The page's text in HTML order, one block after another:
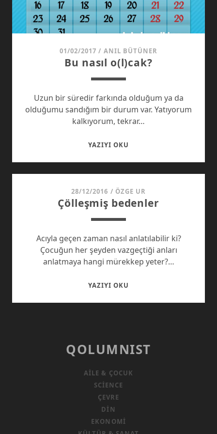
01/02/2017 / ANIL BÜTÜNER
Bu nasıl o(l)cak?
Uzun bir süredir farkında olduğum ya da
olduğumu sandığım bir durum var. Yatıyorum
kalkıyorum, tekrar…
YAZIYI OKU
28/12/2016 / ÖZGE UR
Çölleşmiş bedenler
Acıyla geçen zaman nasıl anlatılabilir ki?
Çocuğun her şeyden vazgeçtiği anları
anlatmaya hangi mürekkep yeter?…
YAZIYI OKU
QOLUMNIST
AILE & ÇOCUK
SCIENCE
ÇEVRE
DIN
EKONOMI